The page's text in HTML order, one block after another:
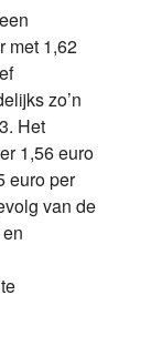
met 1,62
zo’n
Het
1,56 euro
euro per
van de